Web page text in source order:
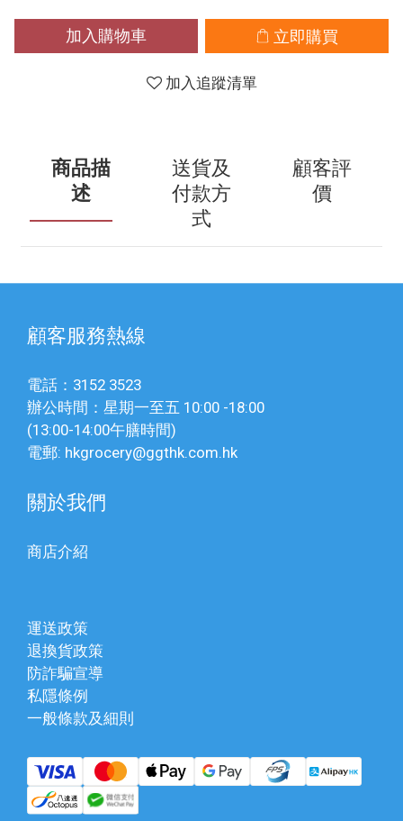
加入購物車 立即購買
加入追蹤清單
商品描
述
送貨及
付款方
式
顧客評
價
顧客服務熱線
電話：3152 3523
辦公時間：星期一至五 10:00 -18:00
(13:00-14:00午膳時間)
電郵: hkgrocery@ggthk.com.hk
關於我們
商店介紹
運送政策
退換貨政策
防詐騙宣導
私隱條例
一般條款及細則